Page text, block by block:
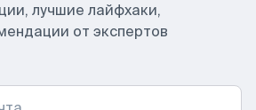
лучшие лайфхаки,
от экспертов